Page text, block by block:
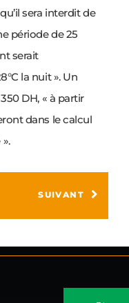
qu’il sera interdit de
période de 25
serait
la nuit ». Un
DH, « à partir
dans le calcul
SUIVANT